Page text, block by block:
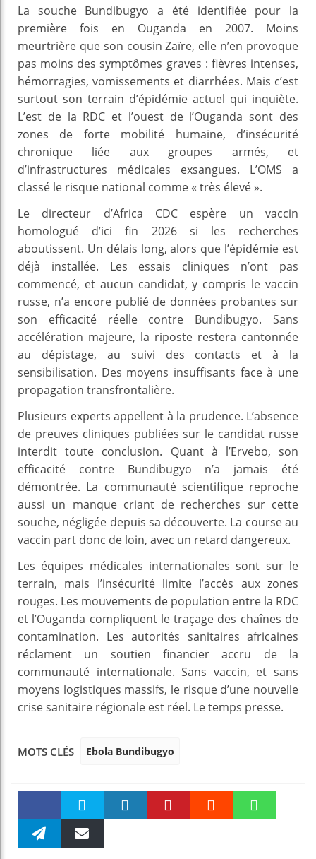
La souche Bundibugyo a été identifiée pour la
première fois en Ouganda en 2007. Moins
meurtrière que son cousin Zaïre, elle n’en provoque
pas moins des symptômes graves : fièvres intenses,
hémorragies, vomissements et diarrhées. Mais c’est
surtout son terrain d’épidémie actuel qui inquiète.
L’est de la RDC et l’ouest de l’Ouganda sont des
zones de forte mobilité humaine, d’insécurité
chronique liée aux groupes armés, et
d’infrastructures médicales exsangues. L’OMS a
classé le risque national comme « très élevé ».
Le directeur d’Africa CDC espère un vaccin
homologué d’ici fin 2026 si les recherches
aboutissent. Un délais long, alors que l’épidémie est
déjà installée. Les essais cliniques n’ont pas
commencé, et aucun candidat, y compris le vaccin
russe, n’a encore publié de données probantes sur
son efficacité réelle contre Bundibugyo. Sans
accélération majeure, la riposte restera cantonnée
au dépistage, au suivi des contacts et à la
sensibilisation. Des moyens insuffisants face à une
propagation transfrontalière.
Plusieurs experts appellent à la prudence. L’absence
de preuves cliniques publiées sur le candidat russe
interdit toute conclusion. Quant à l’Ervebo, son
efficacité contre Bundibugyo n’a jamais été
démontrée. La communauté scientifique reproche
aussi un manque criant de recherches sur cette
souche, négligée depuis sa découverte. La course au
vaccin part donc de loin, avec un retard dangereux.
Les équipes médicales internationales sont sur le
terrain, mais l’insécurité limite l’accès aux zones
rouges. Les mouvements de population entre la RDC
et l’Ouganda compliquent le traçage des chaînes de
contamination. Les autorités sanitaires africaines
réclament un soutien financier accru de la
communauté internationale. Sans vaccin, et sans
moyens logistiques massifs, le risque d’une nouvelle
crise sanitaire régionale est réel. Le temps presse.
MOTS CLÉS Ebola Bundibugyo
Faceboo Twitter